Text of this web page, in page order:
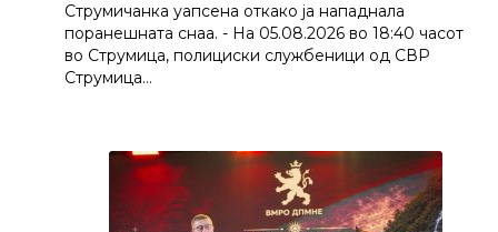
Струмичанка уапсена откако ја нападнала
поранешната снаа. - На 05.08.2026 во 18:40 часот
во Струмица, полициски службеници од СВР
Струмица…